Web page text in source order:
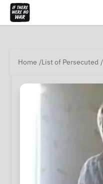
Home List of Persecuted